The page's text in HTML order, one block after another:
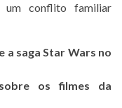
conflito familiar
a saga Star Wars no
os filmes da